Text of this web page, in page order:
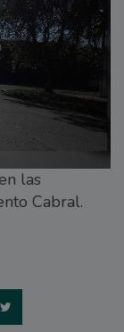
las
Cabral.